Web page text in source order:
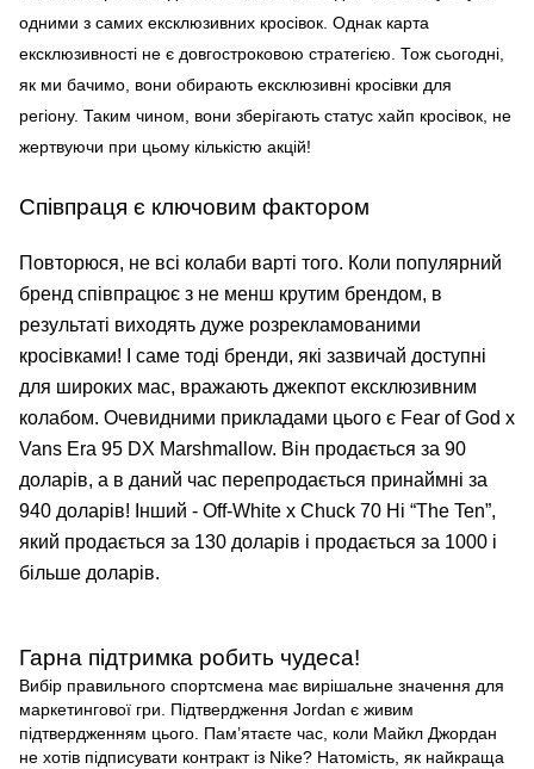
одними з самих ексклюзивних кросівок. Однак карта
ексклюзивності не є довгостроковою стратегією. Тож сьогодні,
як ми бачимо, вони обирають ексклюзивні кросівки для
регіону. Таким чином, вони зберігають статус хайп кросівок, не
жертвуючи при цьому кількістю акцій!
Співпраця є ключовим фактором
Повторюся, не всі колаби варті того. Коли популярний
бренд співпрацює з не менш крутим брендом, в
результаті виходять дуже розрекламованими
кросівками! І саме тоді бренди, які зазвичай доступні
для широких мас, вражають джекпот ексклюзивним
колабом. Очевидними прикладами цього є Fear of God x
Vans Era 95 DX Marshmallow. Він продається за 90
доларів, а в даний час перепродається принаймні за
940 доларів! Інший - Off-White x Chuck 70 Hi “The Ten”,
який продається за 130 доларів і продається за 1000 і
більше доларів.
Гарна підтримка робить чудеса!
Вибір правильного спортсмена має вирішальне значення для
маркетингової гри. Підтвердження Jordan є живим
підтвердженням цього. Пам’ятаєте час, коли Майкл Джордан
не хотів підписувати контракт із Nike? Натомість, як найкраща